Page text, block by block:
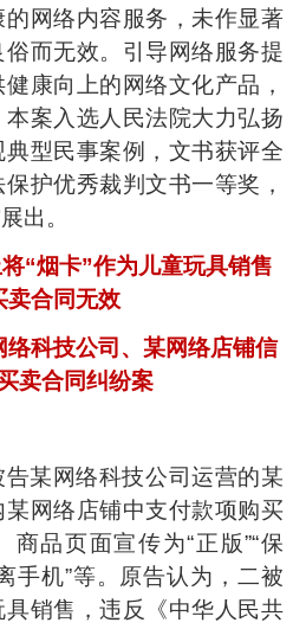
网络内容服务，未作显著
而无效。引导网络服务提
康向上的网络文化产品，
案入选人民法院大力弘扬
型民事案例，文书获评全
护优秀裁判文书一等奖，
出。
“烟卡”作为儿童玩具销售
卖合同无效
科技公司、某网络店铺信
卖合同纠纷案
某网络科技公司运营的某
网络店铺中支付款项购买
商品页面宣传为“正版”“保
手机”等。原告认为，二被
销售，违反《中华人民共